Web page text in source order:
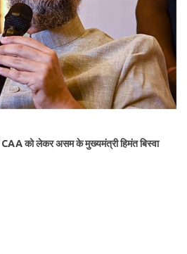
को लेकर असम के मुख्यमंत्री हिमंत बिस्वा